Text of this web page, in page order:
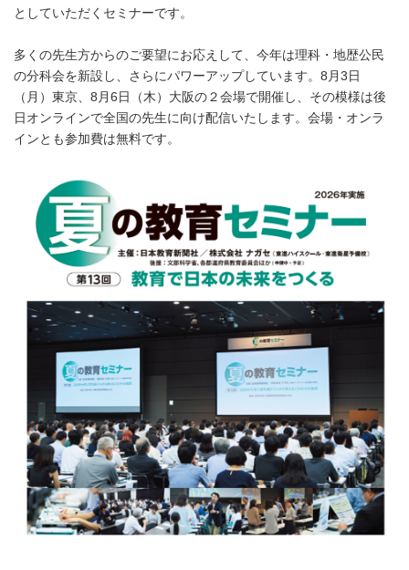
としていただくセミナーです。
多くの先生方からのご要望にお応えして、今年は理科・地歴公民
の分科会を新設し、さらにパワーアップしています。8月3日
（月）東京、8月6日（木）大阪の２会場で開催し、その模様は後
日オンラインで全国の先生に向け配信いたします。会場・オンラ
インとも参加費は無料です。